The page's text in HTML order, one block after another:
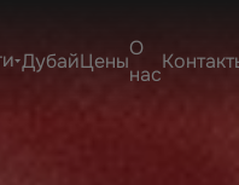
ДубайЦены
О
нас